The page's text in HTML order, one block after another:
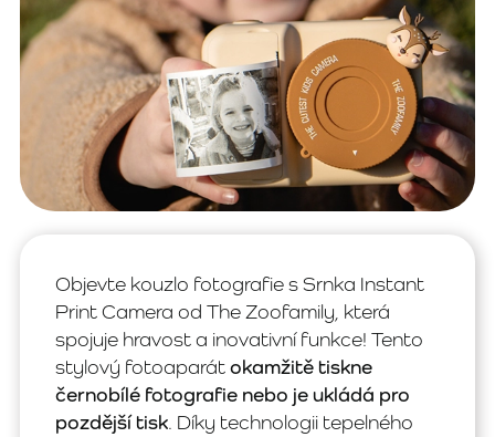
Objevte kouzlo fotografie s Srnka Instant
Print Camera od The Zoofamily, která
spojuje hravost a inovativní funkce! Tento
stylový fotoaparátokamžitě tiskne
černobílé fotografie nebo je ukládá pro
pozdější tisk. Díky technologii tepelného